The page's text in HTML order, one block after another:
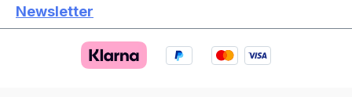
Newsletter
Text vergrößern
Farben invertieren Monochrom